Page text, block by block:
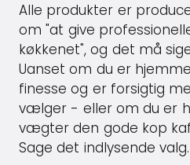
Alle produkter er
om "at give
køkkenet", og det må
Uanset om du er
finesse og er forsigtig
vælger - eller om du er
vægter den gode kop
Sage det indlysende valg.